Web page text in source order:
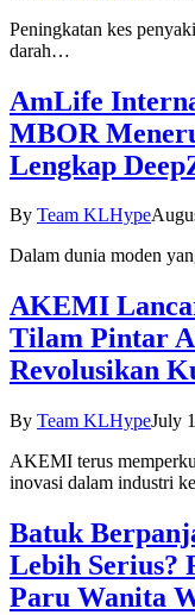
Peningkatan kes
darah…
AmLife
MBOR
Lengkap
By Team KLHype
Dalam dunia moden
AKEMI
Tilam Pintar
Revolusikan
By Team KLHypeJuly
AKEMI terus
inovasi dalam industri
Batuk
Lebih Serius?
Paru Wanita